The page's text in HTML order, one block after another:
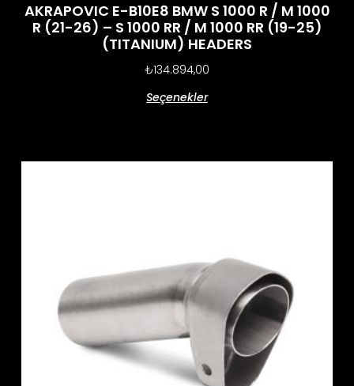
AKRAPOVIC E-B10E8 BMW S 1000 R / M 1000
R (21-26) – S 1000 RR / M 1000 RR (19-25)
(TITANIUM) HEADERS
₺134.894,00
Seçenekler